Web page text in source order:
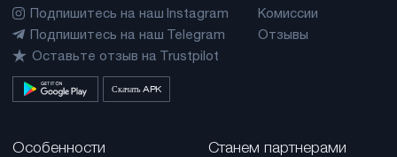
Подпишитесь на наш Instagram
Подпишитесь на наш Telegram
Оставьте отзыв на Trustpilot
Скачать APK
Комиссии
Отзывы
Особенности Станем партнерами